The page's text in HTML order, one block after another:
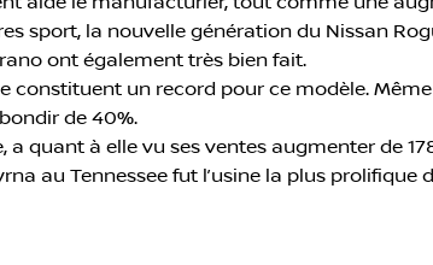
sport, la nouvelle génération du Nissan
ont également très bien fait.
constituent un record pour ce modèle.
de 40%.
a quant à elle vu ses ventes augmenter de
au Tennessee fut l’usine la plus prolifique